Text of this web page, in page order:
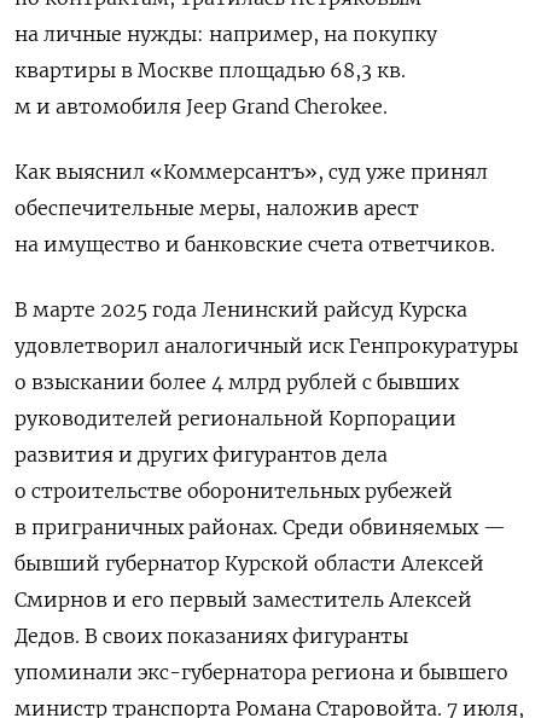
на личные нужды: например, на покупку
квартиры в Москве площадью 68,3 кв.
м и автомобиля Jeep Grand Cherokee.
Как выяснил «Коммерсантъ», суд уже принял
обеспечительные меры, наложив арест
на имущество и банковские счета ответчиков.
В марте 2025 года Ленинский райсуд Курска
удовлетворил аналогичный иск Генпрокуратуры
о взыскании более 4 млрд рублей с бывших
руководителей региональной Корпорации
развития и других фигурантов дела
о строительстве оборонительных рубежей
в приграничных районах. Среди обвиняемых —
бывший губернатор Курской области Алексей
Смирнов и его первый заместитель Алексей
Дедов. В своих показаниях фигуранты
упоминали экс-губернатора региона и бывшего
министр транспорта Романа Старовойта. 7 июля,